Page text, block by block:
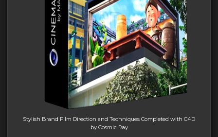
Stylish Brand Film Direction and Techniques Completed with C4D
by Cosmic Ray